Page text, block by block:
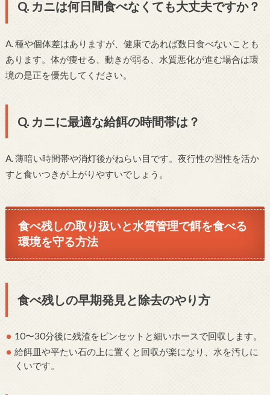
Q. カニは何日間食べなくても大丈夫ですか？
A. 種や個体差はありますが、健康であれば数日食べないことも
あります。体が痩せる、動きが弱る、水質悪化が進む場合は環
境の是正を優先してください。
Q. カニに最適な給餌の時間帯は？
A. 薄暗い時間帯や消灯後がねらい目です。夜行性の習性を活か
すと食いつきが上がりやすいでしょう。
食べ残しの取り扱いと水質管理で餌を食べる
環境を守る方法
食べ残しの早期発見と除去のやり方
10〜30分後に残渣をピンセットと細いホースで回収します。
給餌皿や平たい石の上に置くと回収が楽になり、水を汚しに
くいです。